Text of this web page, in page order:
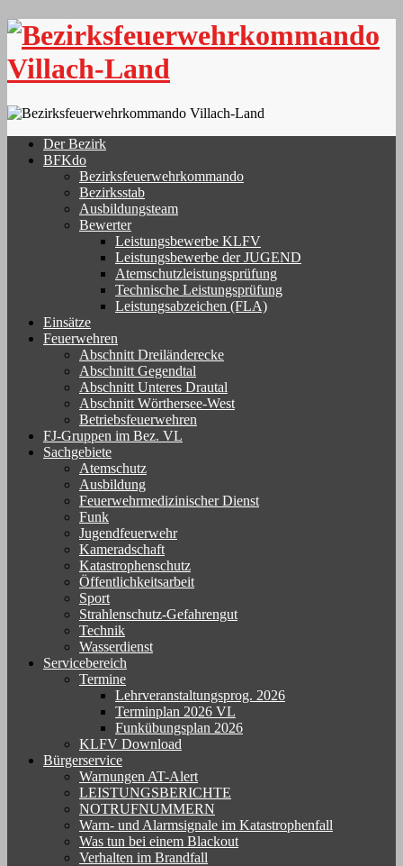
Skip
content
Der Bezirk
BFKdo
Bezirksfeuerwehrkommando
Bezirksstab
Ausbildungsteam
Bewerter
Leistungsbewerbe KLFV
Leistungsbewerbe der JUGEND
Atemschutzleistungsprüfung
Technische Leistungsprüfung
Leistungsabzeichen (FLA)
Einsätze
Feuerwehren
Abschnitt Dreiländerecke
Abschnitt Gegendtal
Abschnitt Unteres Drautal
Abschnitt Wörthersee-West
Betriebsfeuerwehren
FJ-Gruppen im Bez. VL
Sachgebiete
Atemschutz
Ausbildung
Feuerwehrmedizinischer Dienst
Funk
Jugendfeuerwehr
Kameradschaft
Katastrophenschutz
Öffentlichkeitsarbeit
Sport
Strahlenschutz-Gefahrengut
Technik
Wasserdienst
Servicebereich
Termine
Lehrveranstaltungsprog. 2026
Terminplan 2026 VL
Funkübungsplan 2026
KLFV Download
Bürgerservice
Warnungen AT-Alert
LEISTUNGSBERICHTE
NOTRUFNUMMERN
Warn- und Alarmsignale im Katastrophenfall
Was tun bei einem Blackout
Verhalten im Brandfall